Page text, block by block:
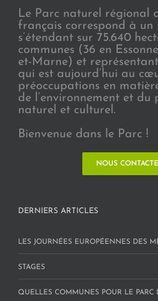
Le Parc naturel régional
français correspond à
s’étendant sur 75.640
communes (36 en
et-Marne) et
qui est aujourd’hui au
préoccupations en
de l’environnement et du
naturel et culturel.
Bienvenue dans le Parc !
NOUS
DERNIERS ARTICLES
LES JOURNÉES EUROPÉENNES DES
STAGES
QUELLES COMMUNES POUR LE PARC